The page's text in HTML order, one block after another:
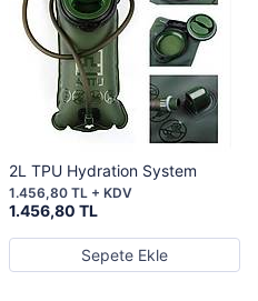
2L TPU Hydration System
1.456,80 TL
1.456,80 TL + KDV
Sepete Ekle